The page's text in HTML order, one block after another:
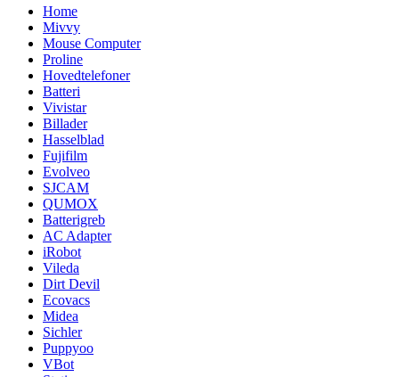
Home
Mivvy
Mouse Computer
Proline
Hovedtelefoner
Batteri
Vivistar
Billader
Hasselblad
Fujifilm
Evolveo
SJCAM
QUMOX
Batterigreb
AC Adapter
iRobot
Vileda
Dirt Devil
Ecovacs
Midea
Sichler
Puppyoo
VBot